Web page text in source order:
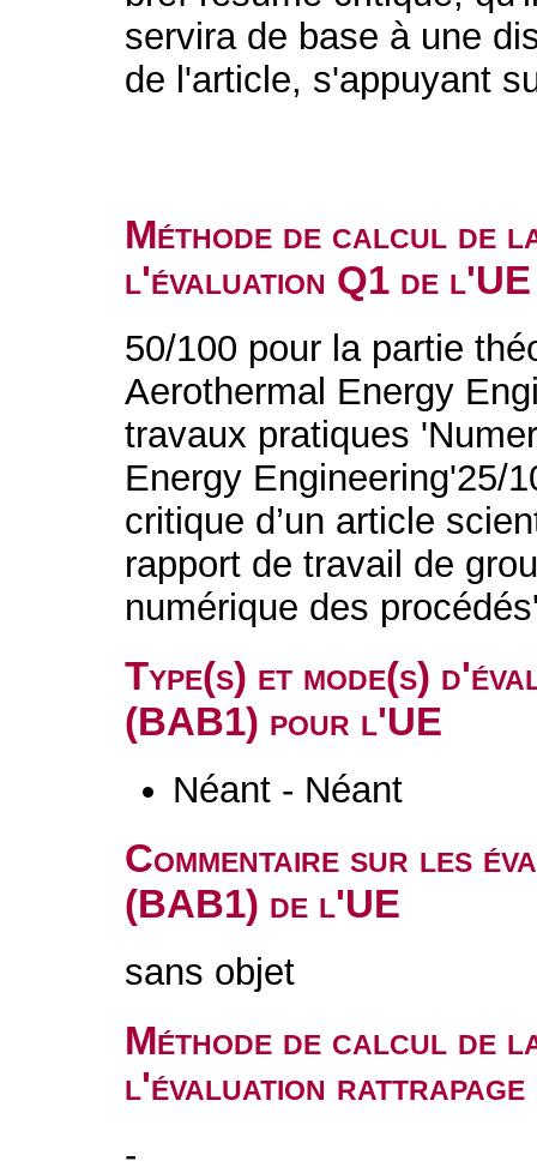
servira de base à une
de l'article, s'appuyant
Méthode de calcul de
l'évaluation Q1 de l'UE
50/100 pour la partie
Aerothermal Energy
travaux pratiques
Energy Engineering'25/
critique d’un article
rapport de travail de
numérique des
Type(s) et mode(s)
(BAB1) pour l'UE
Néant - Néant
Commentaire sur les
(BAB1) de l'UE
sans objet
Méthode de calcul de
l'évaluation
-